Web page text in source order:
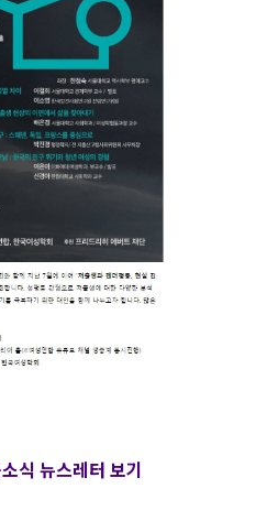
식 뉴스레터 보기